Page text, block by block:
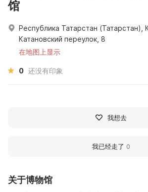
关于博物馆
馆
Республика Татарстан (Татарстан),
Катановский переулок, 8
在地图上显示
0 还没有印象
我想去
我已经走了 0